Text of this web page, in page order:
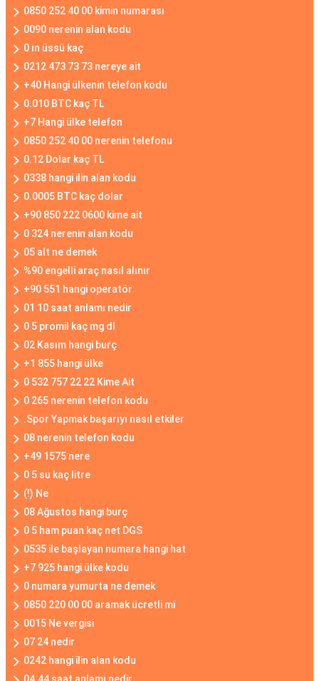
0850 252 40 00 kimin numarası
0090 nerenin alan kodu
0 ın üssü kaç
0212 473 73 73 nereye ait
+40 Hangi ülkenin telefon kodu
0.010 BTC kaç TL
+7 Hangi ülke telefon
0850 252 40 00 nerenin telefonu
0.12 Dolar kaç TL
0338 hangi ilin alan kodu
0.0005 BTC kaç dolar
+90 850 222 0600 kime ait
0 324 nerenin alan kodu
05 alt ne demek
%90 engelli araç nasıl alınır
+90 551 hangi operatör
01 10 saat anlamı nedir
0 5 promil kaç mg dl
02 Kasım hangi burç
+1 855 hangi ülke
0 532 757 22 22 Kime Ait
0 265 nerenin telefon kodu
.Spor Yapmak başarıyı nasıl etkiler
08 nerenin telefon kodu
+49 1575 nere
0 5 su kaç litre
(!) Ne
08 Ağustos hangi burç
0 5 ham puan kaç net DGS
0535 ile başlayan numara hangi hat
+7 925 hangi ülke kodu
0 numara yumurta ne demek
0850 220 00 00 aramak ücretli mi
0015 Ne vergisi
07 24 nedir
0242 hangi ilin alan kodu